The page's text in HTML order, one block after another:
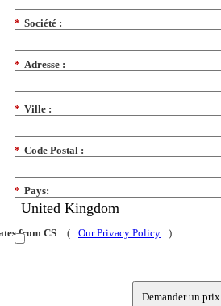
* Société :
* Adresse :
* Ville :
* Code Postal :
* Pays:
from CS ( Our Privacy Policy )
Demander un prix